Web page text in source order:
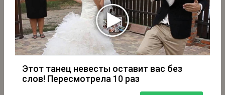
Этот танец невесты оставит вас без
слов! Пересмотрела 10 раз